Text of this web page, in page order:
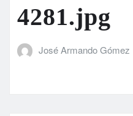
4281.jpg
José Armando Gómez